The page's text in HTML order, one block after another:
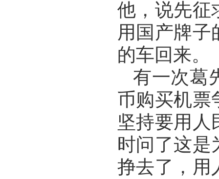
他，说先征
用国产牌子
的车回来。
有一次葛
币购买机票
坚持要用人
时问了这是
挣去了，用